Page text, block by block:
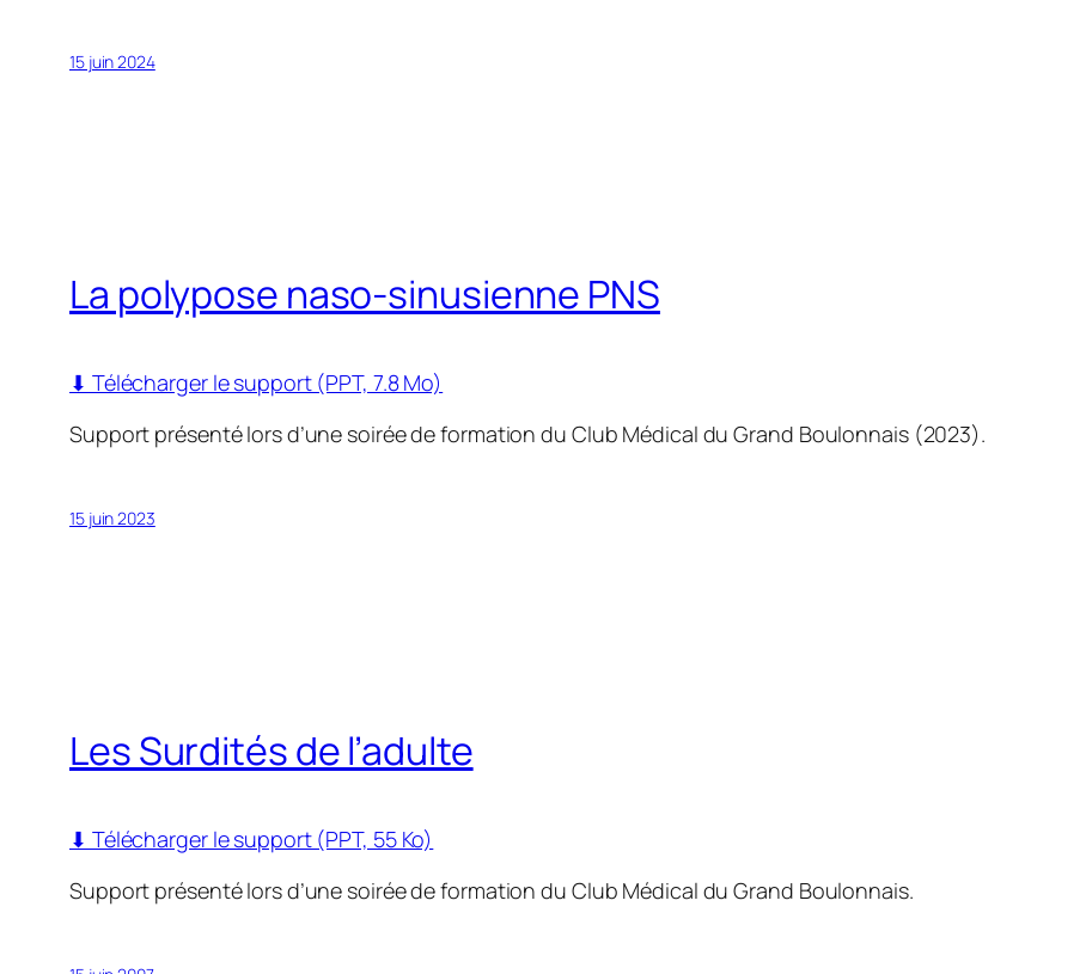
15 juin 2024
La polypose naso-sinusienne PNS
⬇ Télécharger le support (PPT, 7.8 Mo)
Support présenté lors d’une soirée de formation du Club Médical du Grand Boulonnais (2023).
15 juin 2023
Les Surdités de l’adulte
⬇ Télécharger le support (PPT, 55 Ko)
Support présenté lors d’une soirée de formation du Club Médical du Grand Boulonnais.